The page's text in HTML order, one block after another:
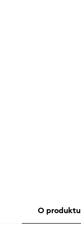
O produktu